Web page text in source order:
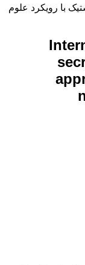
با رویکرد علوم